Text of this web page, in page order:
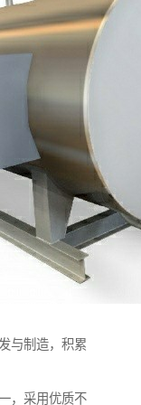
与制造，积累
，采用优质不